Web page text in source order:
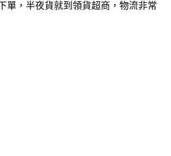
單，半夜貨就到領貨超商，物流非常